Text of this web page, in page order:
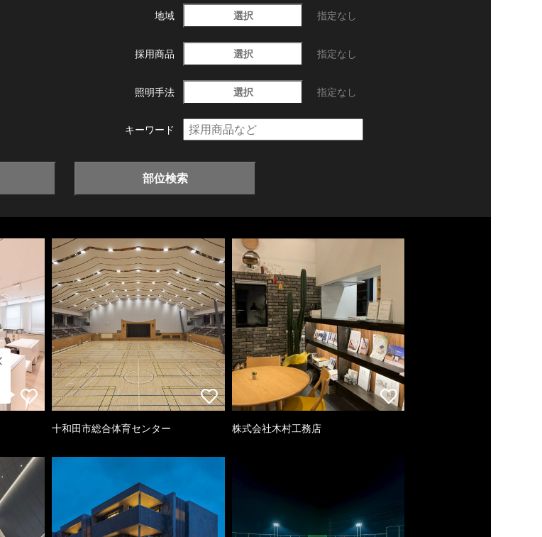
地域 選択 指定なし
採用商品 選択 指定なし
照明手法 選択 指定なし
キーワード
部位検索
十和田市総合体育センター 株式会社木村工務店